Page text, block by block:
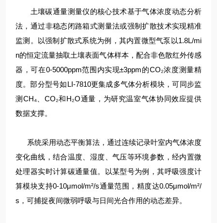
土壤碳通量测量仪的核心技术基于气体浓度动态分析
法，通过非稳态闭路箱式测量法或强制扩散技术实现精准
监测。以强制扩散式系统为例，其内置微型气泵以1.8L/mi
n的恒定流量抽取土壤表面气体样本，配合非色散红外传感
器，可在0-5000ppm范围内实现±3ppm的CO₂浓度测量精
度。部分型号如LI-7810更集成多气体分析模块，可同步监
测CH₄、CO₂和H₂O通量，为研究温室气体协同效应提供
数据支撑。
系统采用动态平衡算法，通过连续记录叶室内气体浓度
变化曲线，结合温度、湿度、气压等环境参数，经内置微
处理器实时计算碳通量值。以某型号为例，其呼吸强度计
算模块支持0-10μmol/m²/s通量范围，精度达0.05μmol/m²/
s，可捕捉夜间微弱呼吸与日间光合作用的动态差异。